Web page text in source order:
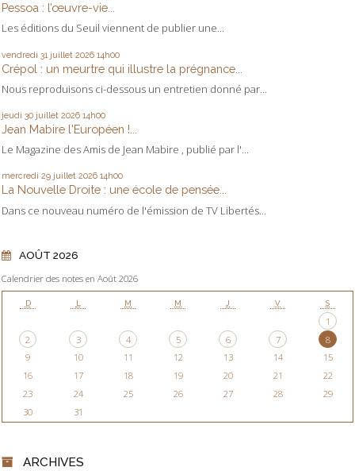
Pessoa : l’œuvre-vie...
Les éditions du Seuil viennent de publier une...
vendredi 31 juillet 2026 14h00
Crépol : un meurtre qui illustre la prégnance...
Nous reproduisons ci-dessous un entretien donné par...
jeudi 30 juillet 2026 14h00
Jean Mabire l'Européen !...
Le Magazine des Amis de Jean Mabire , publié par l'...
mercredi 29 juillet 2026 14h00
La Nouvelle Droite : une école de pensée...
Dans ce nouveau numéro de l'émission de TV Libertés...
AOÛT 2026
Calendrier des notes en Août 2026
D L M M J V S
1
2
3 4 5 6 7
8
9
10 11 12 13 14
15
16
17 18 19 20 21
22
23
24 25 26 27 28
29
30
31
ARCHIVES